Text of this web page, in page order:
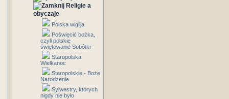
Religie a
obyczaje
Polska wigilja
Poświęcić bożka,
czyli polskie
świętowanie Sobótki
Staropolska
Wielkanoc
Staropolskie - Boże
Narodzenie
Sylwestry, których
nigdy nie było